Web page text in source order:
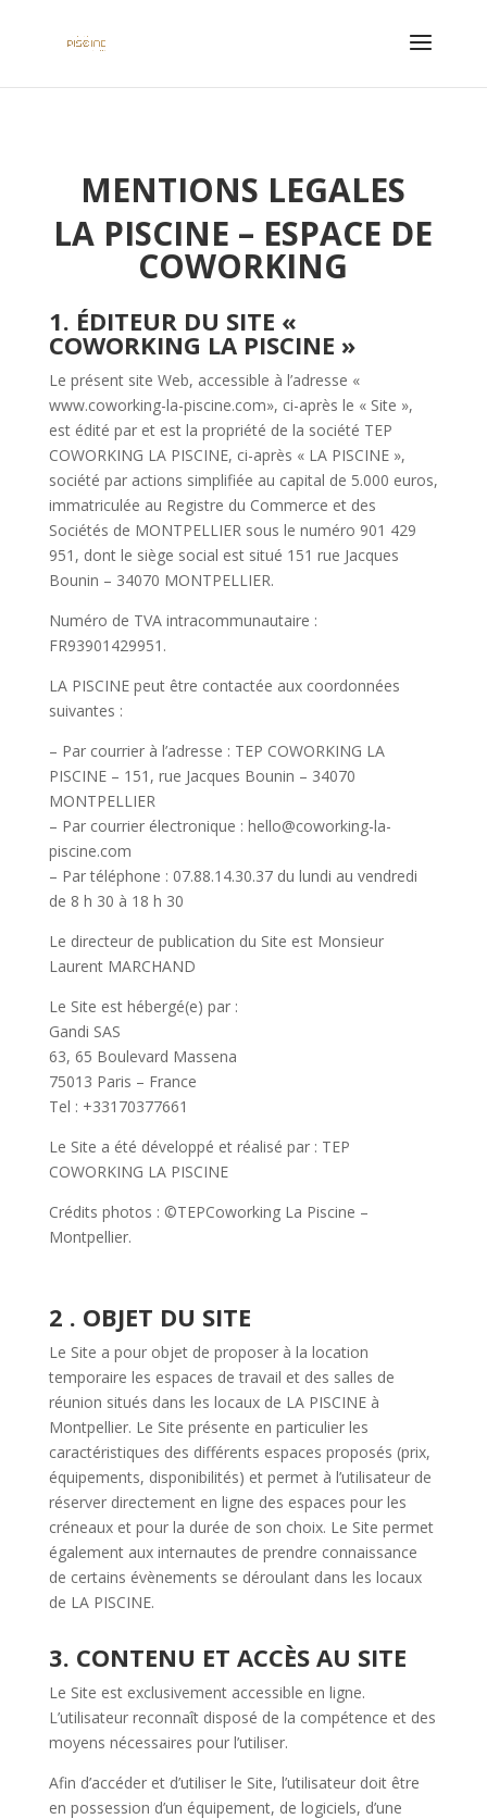
MENTIONS LEGALES
LA PISCINE – ESPACE DE
COWORKING
1. ÉDITEUR DU SITE «
COWORKING LA PISCINE »
Le présent site Web, accessible à l’adresse «
www.coworking-la-piscine.com», ci-après le « Site »,
est édité par et est la propriété de la société TEP
COWORKING LA PISCINE, ci-après « LA PISCINE »,
société par actions simplifiée au capital de 5.000 euros,
immatriculée au Registre du Commerce et des
Sociétés de MONTPELLIER sous le numéro 901 429
951, dont le siège social est situé 151 rue Jacques
Bounin – 34070 MONTPELLIER.
Numéro de TVA intracommunautaire :
FR93901429951.
LA PISCINE peut être contactée aux coordonnées
suivantes :
– Par courrier à l’adresse : TEP COWORKING LA
PISCINE – 151, rue Jacques Bounin – 34070
MONTPELLIER
– Par courrier électronique : hello@coworking-la-
piscine.com
– Par téléphone : 07.88.14.30.37 du lundi au vendredi
de 8 h 30 à 18 h 30
Le directeur de publication du Site est Monsieur
Laurent MARCHAND
Le Site est hébergé(e) par :
Gandi SAS
63, 65 Boulevard Massena
75013 Paris – France
Tel : +33170377661
Le Site a été développé et réalisé par : TEP
COWORKING LA PISCINE
Crédits photos : ©TEPCoworking La Piscine –
Montpellier.
2 . OBJET DU SITE
Le Site a pour objet de proposer à la location
temporaire les espaces de travail et des salles de
réunion situés dans les locaux de LA PISCINE à
Montpellier. Le Site présente en particulier les
caractéristiques des différents espaces proposés (prix,
équipements, disponibilités) et permet à l’utilisateur de
réserver directement en ligne des espaces pour les
créneaux et pour la durée de son choix. Le Site permet
également aux internautes de prendre connaissance
de certains évènements se déroulant dans les locaux
de LA PISCINE.
3. CONTENU ET ACCÈS AU SITE
Le Site est exclusivement accessible en ligne.
L’utilisateur reconnaît disposé de la compétence et des
moyens nécessaires pour l’utiliser.
Afin d’accéder et d’utiliser le Site, l’utilisateur doit être
en possession d’un équipement, de logiciels, d’une